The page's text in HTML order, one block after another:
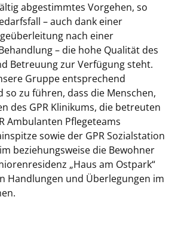
abgestimmtes Vorgehen, so
– auch dank einer
nach einer
– die hohe Qualität des
Betreuung zur Verfügung steht.
Gruppe entsprechend
so zu führen, dass die Menschen,
des GPR Klinikums, die betreuten
Ambulanten Pflegeteams
sowie der GPR Sozialstation
beziehungsweise die Bewohner
„Haus am Ostpark“
Handlungen und Überlegungen im